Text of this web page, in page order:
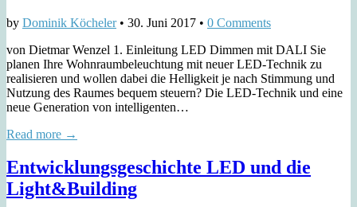
by Dominik Köcheler• 30. Juni 2017 • 0 Comments
von Dietmar Wenzel 1. Einleitung LED Dimmen mit DALI Sie
planen Ihre Wohnraumbeleuchtung mit neuer LED-Technik zu
realisieren und wollen dabei die Helligkeit je nach Stimmung und
Nutzung des Raumes bequem steuern? Die LED-Technik und eine
neue Generation von intelligenten…
Read more →
Entwicklungsgeschichte LED und die
Light&Building